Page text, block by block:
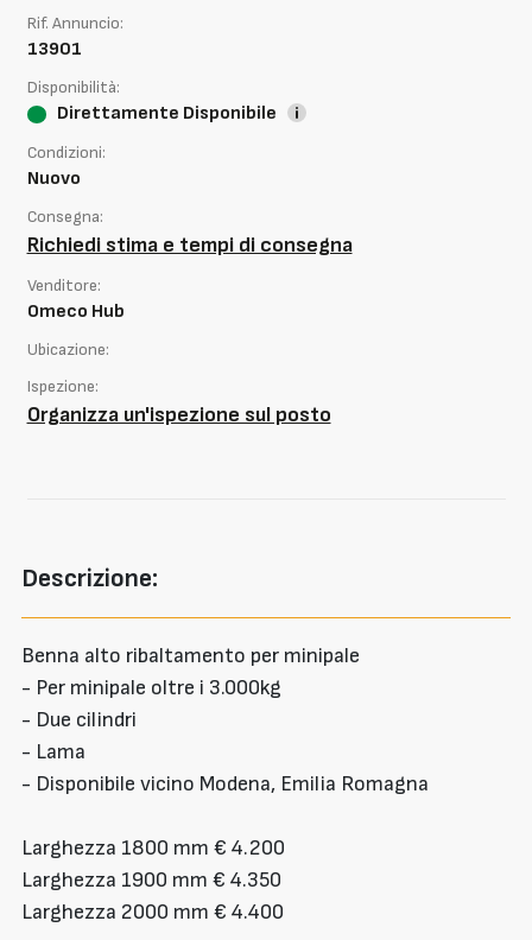
Descrizione:
Benna alto ribaltamento per minipale
- Per minipale oltre i 3.000kg
- Due cilindri
- Lama
- Disponibile vicino Modena, Emilia Romagna
Larghezza 1800 mm € 4.200
Larghezza 1900 mm € 4.350
Larghezza 2000 mm € 4.400
Rif. Annuncio:
13901
Disponibilità:
Direttamente Disponibile
Condizioni:
Nuovo
Consegna:
Richiedi stima e tempi di consegna
Venditore:
Omeco Hub
Ubicazione:
Ispezione:
Organizza un'ispezione sul posto